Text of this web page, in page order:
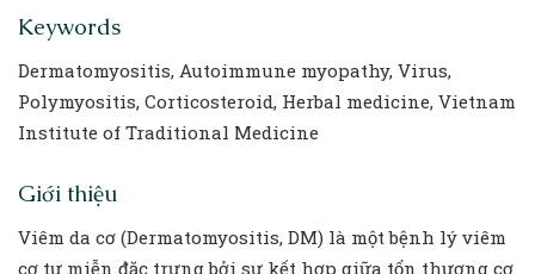
Keywords
Dermatomyositis, Autoimmune myopathy, Virus,
Polymyositis, Corticosteroid, Herbal medicine, Vietnam
Institute of Traditional Medicine
Giới thiệu
Viêm da cơ (Dermatomyositis, DM) là một bệnh lý viêm
cơ tự miễn đặc trưng bởi sự kết hợp giữa tổn thương cơ